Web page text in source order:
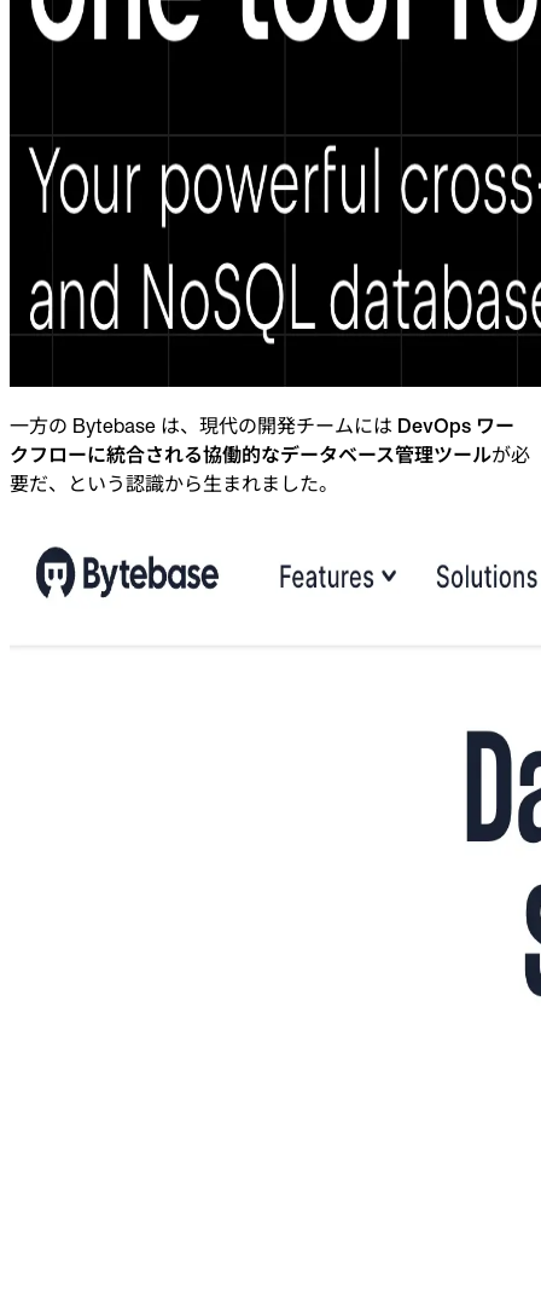
一方の Bytebase は、現代の開発チームには DevOps ワー
クフローに統合される協働的なデータベース管理ツールが必
要だ、という認識から生まれました。